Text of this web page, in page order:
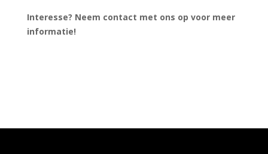
Interesse? Neem contact met ons op voor meer
informatie!